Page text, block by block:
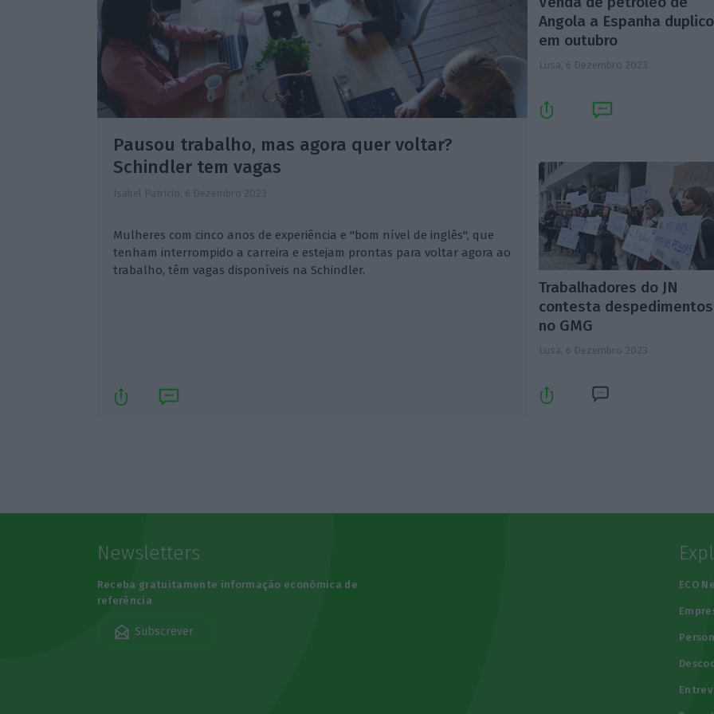
Pausou trabalho, mas agora quer voltar?
Schindler tem vagas
Isabel Patrício, 6 Dezembro 2023
Mulheres com cinco anos de experiência e "bom nível de inglês", que
tenham interrompido a carreira e estejam prontas para voltar agora ao
trabalho, têm vagas disponíveis na Schindler.
Angola a Espanha
em outubro
Lusa, 6 Dezembro 2023
Trabalhadores do JN
contesta despedimentos
no GMG
Lusa, 6 Dezembro 2023
Newsletters
Receba gratuitamente informação económica de
referência
Subscrever
ECO